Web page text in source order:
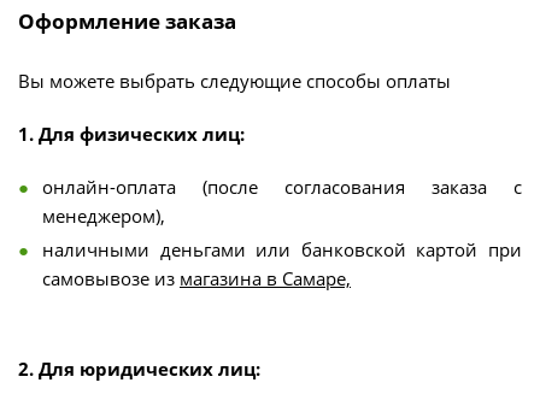
Оформление заказа
Вы можете выбрать следующие способы оплаты
1. Для физических лиц:
онлайн-оплата (после согласования заказа с
менеджером),
наличными деньгами или банковской картой при
самовывозе из магазина в Самаре,
2. Для юридических лиц: